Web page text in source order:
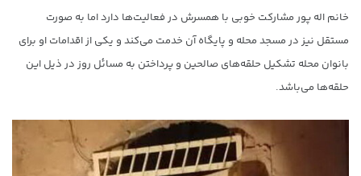
خانم اله پور مشارکت خوبی با همسرش در فعالیت‌ها دارد اما به صورت
مستقل نیز در مسجد محله و پایگاه آن خدمت می‌کند و یکی از اقدامات او برای
بانوان محله تشکیل حلقه‌های صالحین و پرداختن به مسائل روز در ذیل این
حلقه‌ها می‌باشد.